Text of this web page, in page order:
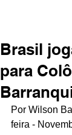
Brasil
para
Por Wilson
feira -